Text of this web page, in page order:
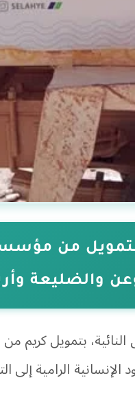
من
بتمويل كريم
الإنسانية الرامية